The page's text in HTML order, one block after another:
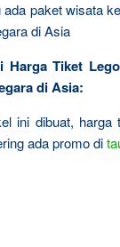
ada paket wisata
di Asia
Harga Tiket
di Asia:
ini dibuat,
ada promo di